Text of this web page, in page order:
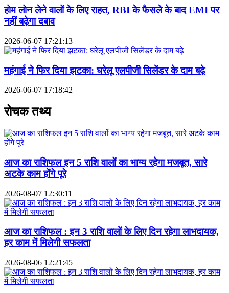
होम लोन लेने वालों के लिए राहत, RBI के फैसले के बाद EMI पर
नहीं बढ़ेगा दबाव
2026-06-07 17:21:13
महंगाई ने फिर दिया झटका: घरेलू एलपीजी सिलेंडर के दाम बढ़े
2026-06-07 17:18:42
रोचक तथ्य
आज का राशिफल इन 5 राशि वालों का भाग्य रहेगा मजबूत, सारे
अटके काम होंगे पूरे
2026-08-07 12:30:11
आज का राशिफल : इन 3 राशि वालों के लिए दिन रहेगा लाभदायक,
हर काम में मिलेगी सफलता
2026-08-06 12:21:45